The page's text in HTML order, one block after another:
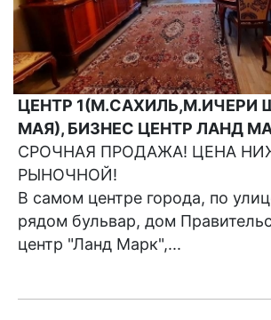
ЦЕНТР 1(М.САХИЛЬ,М.ИЧЕРИ
МАЯ), БИЗНЕС ЦЕНТР ЛАНД
СРОЧНАЯ ПРОДАЖА! ЦЕНА
РЫНОЧНОЙ!
В самом центре города, по
рядом бульвар, дом
центр "Ланд Марк",...